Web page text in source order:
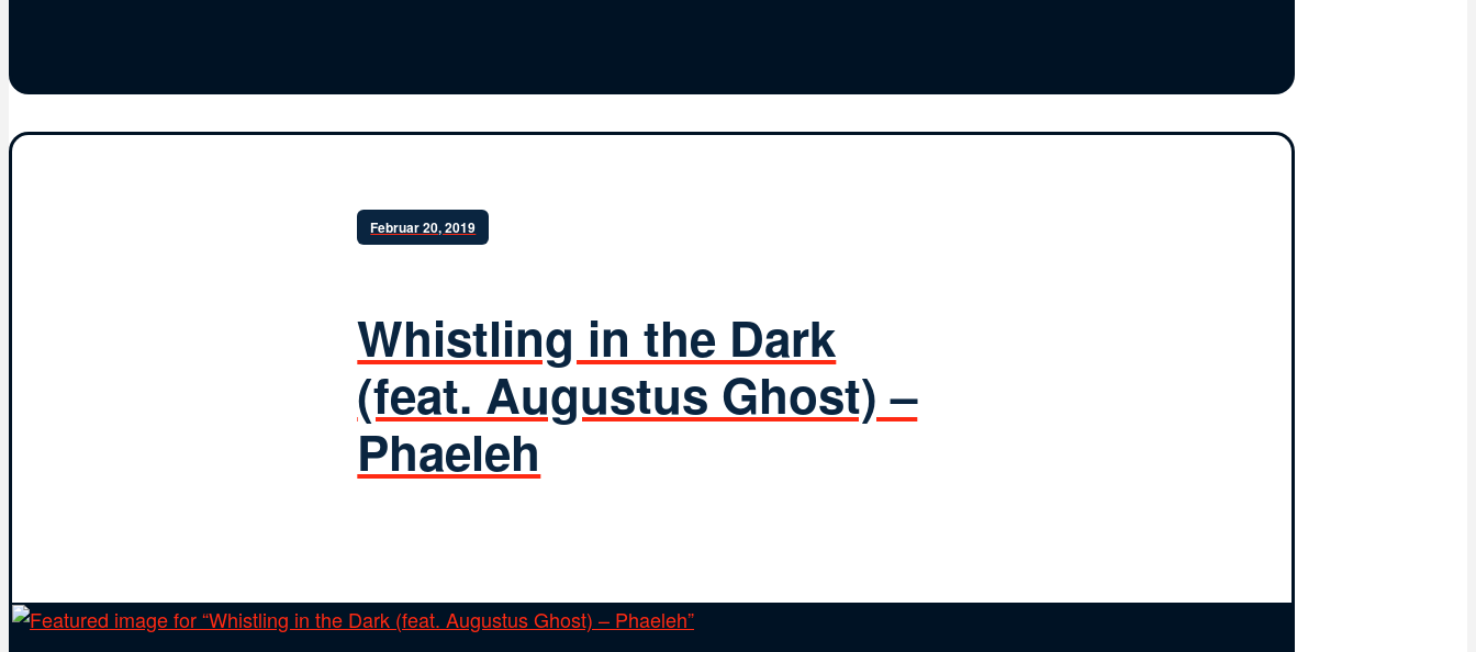
Februar 20, 2019
Whistling in the Dark
(feat. Augustus Ghost) –
Phaeleh